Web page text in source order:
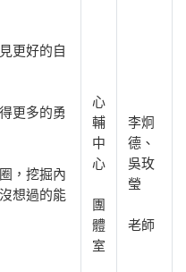
更好的自
更多的勇
，挖掘內
想過的能
心
輔
中
心
團
體
室
李炯
德、
吳玫
瑩
老師